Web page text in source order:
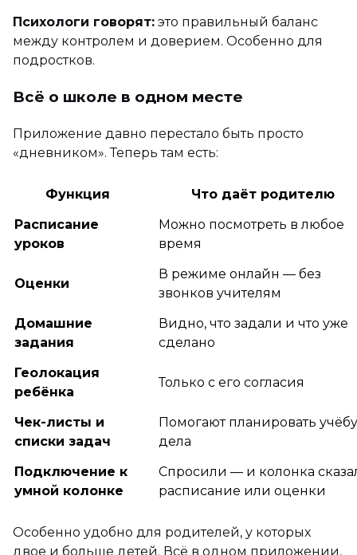
Психологи говорят: это правильный баланс
между контролем и доверием. Особенно для
подростков.
Всё о школе в одном месте
Приложение давно перестало быть просто
«дневником». Теперь там есть:
Функция
Что даёт родителю
Расписание
уроков
Можно посмотреть в любое
время
Оценки
В режиме онлайн — без
звонков учителям
Домашние
задания
Видно, что задали и что уже
сделано
Геолокация
ребёнка
Только с его согласия
Чек-листы и
списки задач
Помогают планировать
дела
Подключение к
умной колонке
Спросили — и колонка
расписание или оценки
Особенно удобно для родителей, у которых
двое и больше детей. Всё в одном приложении,